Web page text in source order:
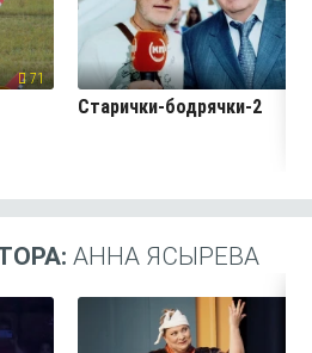
71
Старички-бодрячки-2
АННА ЯСЫРЕВА